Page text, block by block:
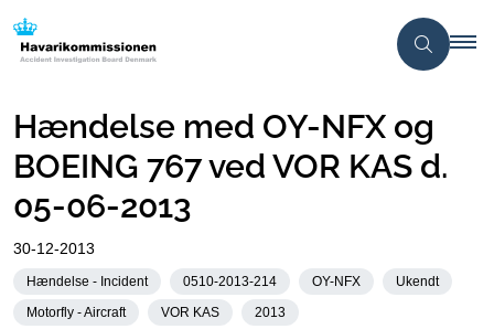
Hændelse med OY-NFX og
BOEING 767 ved VOR KAS d.
05-06-2013
30-12-2013
Hændelse - Incident 0510-2013-214 OY-NFX
Ukendt
Motorfly - Aircraft
VOR KAS 2013